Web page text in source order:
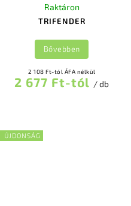
TRIFENDER
Raktáron
2 108 Ft-tól ÁFA nélkül
2 677 Ft-tól / db
Bővebben
ÚJDONSÁG